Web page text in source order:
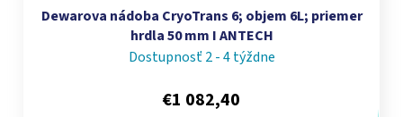
Dewarova nádoba CryoTrans 6; objem 6L; priemer
hrdla 50 mm I ANTECH
Dostupnosť 2 - 4 týždne
€1 082,40